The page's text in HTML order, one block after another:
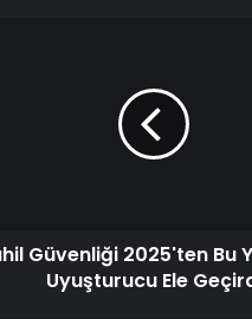
Güvenliği 2025'ten Bu
Uyuşturucu Ele